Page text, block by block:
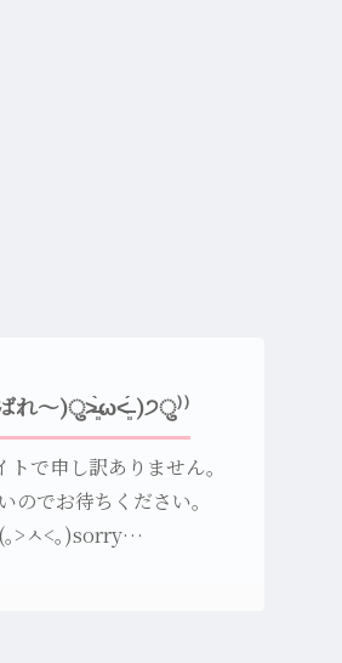
れ〜)ु˃̶͈̀ω˂̶͈́ )੭ु⁾⁾
トで申し訳ありません。
のでお待ちください。
(｡>ㅅ<｡)sorry…